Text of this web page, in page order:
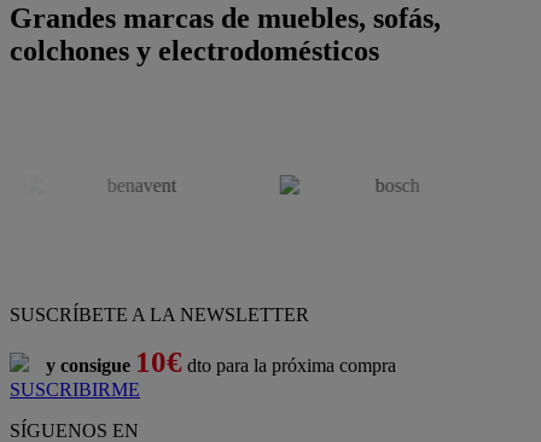
Grandes marcas de muebles, sofás,
colchones y electrodomésticos
SUSCRÍBETE A LA NEWSLETTER
y consigue 10€ dto para la próxima compra
SUSCRIBIRME
SÍGUENOS EN